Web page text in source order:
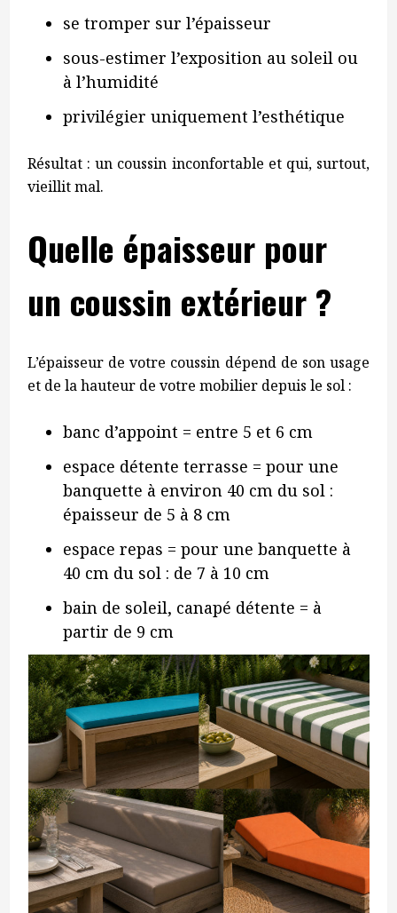
se tromper sur l’épaisseur
sous-estimer l’exposition au soleil ou
à l’humidité
privilégier uniquement l’esthétique
Résultat : un coussin inconfortable et qui, surtout,
vieillit mal.
Quelle épaisseur pour
un coussin extérieur ?
L’épaisseur de votre coussin dépend de son usage
et de la hauteur de votre mobilier depuis le sol :
banc d’appoint = entre 5 et 6 cm
espace détente terrasse = pour une
banquette à environ 40 cm du sol :
épaisseur de 5 à 8 cm
espace repas = pour une banquette à
40 cm du sol : de 7 à 10 cm
bain de soleil, canapé détente = à
partir de 9 cm